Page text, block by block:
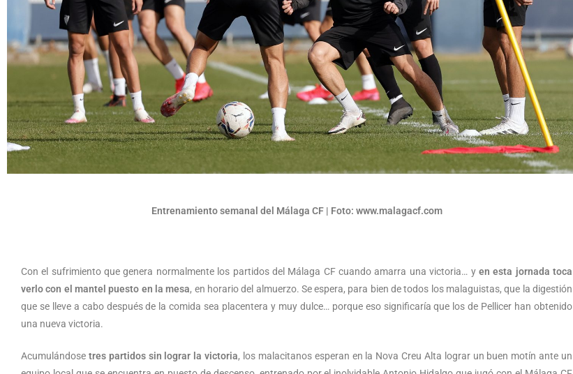
Entrenamiento semanal del Málaga CF | Foto: www.malagacf.com
Con el sufrimiento que genera normalmente los partidos del Málaga CF cuando amarra una victoria… y en esta jornada toca
verlo con el mantel puesto en la mesa, en horario del almuerzo. Se espera, para bien de todos los malaguistas, que la digestión
que se lleve a cabo después de la comida sea placentera y muy dulce… porque eso significaría que los de Pellicer han obtenido
una nueva victoria.
Acumulándose tres partidos sin lograr la victoria, los malacitanos esperan en la Nova Creu Alta lograr un buen motín ante un